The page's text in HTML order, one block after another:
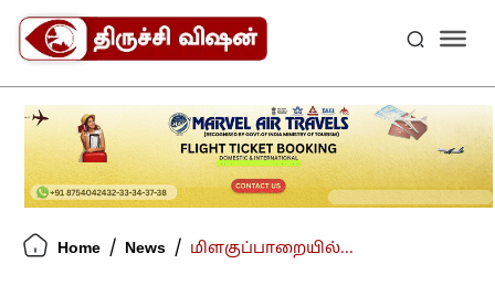
Home / News / மிளகுப்பாறையில்...